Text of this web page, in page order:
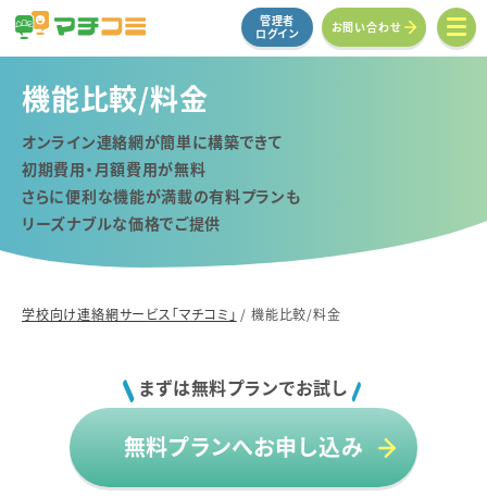
管理者
ログイン
お問い合わせ
機能比較/料金
オンライン連絡網が簡単に構築できて
初期費用・月額費用が無料
さらに便利な機能が満載の有料プランも
リーズナブルな価格でご提供
学校向け連絡網サービス「マチコミ」 / 機能比較/料金
まずは無料プランでお試し
無料プランへお申し込み